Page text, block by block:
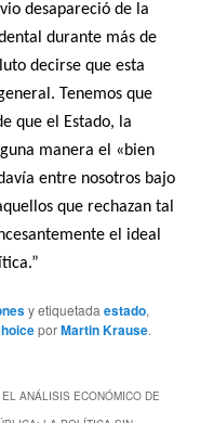
desapareció de la
durante más de
decirse que esta
Tenemos que
que el Estado, la
manera el «bien
entre nosotros bajo
que rechazan tal
el ideal
y etiquetadaestado,
porMartin Krause.
ANÁLISIS ECONÓMICO DE